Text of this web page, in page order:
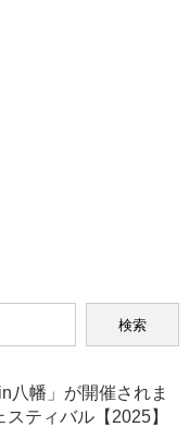
八幡」が開催されま
ティバル【2025】